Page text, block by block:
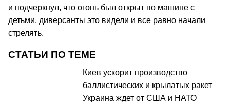
и подчеркнул, что огонь был открыт по машине с
детьми, диверсанты это видели и все равно начали
стрелять.
СТАТЬИ ПО ТЕМЕ
Киев ускорит производство
баллистических и крылатых ракет
Украина ждет от США и НАТО